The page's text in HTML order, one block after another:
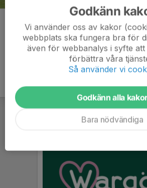
Kommentarer
Godkänn
Vi använder oss av kakor
webbplats ska fungera bra för
även för webbanalys i syfte att
förbättra våra
Så använder vi
Godkänn alla
Bara nödvändiga